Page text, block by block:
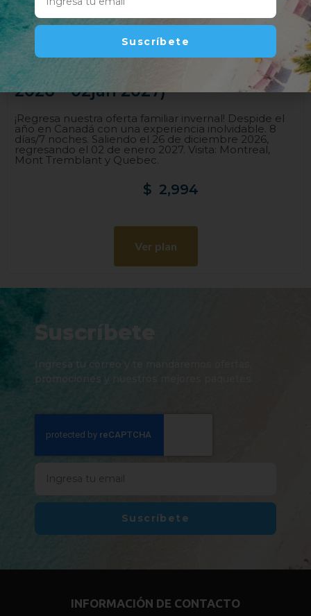
Fin de Año en Quebec (26dec
2026 – 02jan 2027)
¡Regresa nuestra oferta familiar invernal! Despide el
año en Canadá con una experiencia inolvidable. 8
días/7 noches. Saliendo el 26 de diciembre 2026,
regresando el 02 de enero 2027. Visita: Montreal,
Mont Tremblant y Quebec.
$ 2,994
Ver plan
Suscríbete
Ingresa tu correo y te mandaremos ofertas,
promociones y nuestros mejores paquetes.
Suscríbete
INFORMACIÓN DE CONTACTO
Suscríbete